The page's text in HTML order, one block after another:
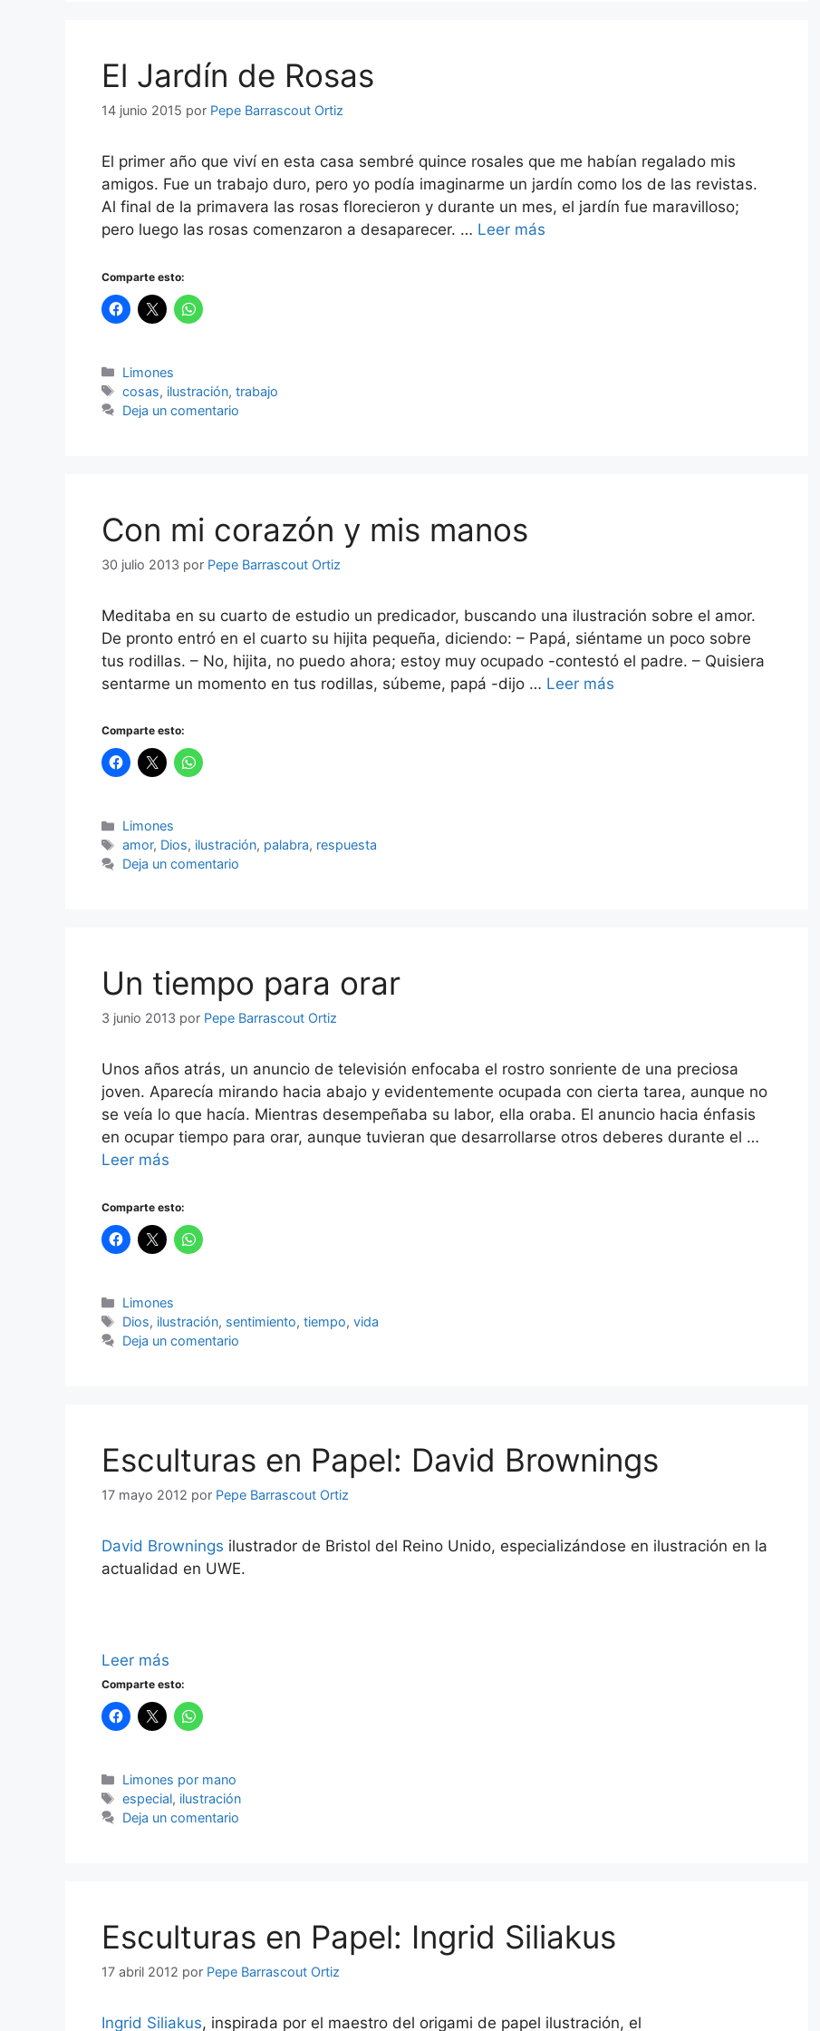
El Jardín de Rosas
14 junio 2015 por Pepe Barrascout Ortiz
El primer año que viví en esta casa sembré quince rosales que me habían regalado mis
amigos. Fue un trabajo duro, pero yo podía imaginarme un jardín como los de las revistas.
Al final de la primavera las rosas florecieron y durante un mes, el jardín fue maravilloso;
pero luego las rosas comenzaron a desaparecer. … Leer más
Comparte esto:
Categorías
Limones
Etiquetas
cosas, ilustración,trabajo
Deja un comentario
Con mi corazón y mis manos
30 julio 2013 por Pepe Barrascout Ortiz
Meditaba en su cuarto de estudio un predicador, buscando una ilustración sobre el amor.
De pronto entró en el cuarto su hijita pequeña, diciendo: – Papá, siéntame un poco sobre
tus rodillas. – No, hijita, no puedo ahora; estoy muy ocupado -contestó el padre. – Quisiera
sentarme un momento en tus rodillas, súbeme, papá -dijo … Leer más
Comparte esto:
Categorías
Limones
Etiquetas
amor, Dios, ilustración, palabra, respuesta
Deja un comentario
Un tiempo para orar
3 junio 2013 por Pepe Barrascout Ortiz
Unos años atrás, un anuncio de televisión enfocaba el rostro sonriente de una preciosa
joven. Aparecía mirando hacia abajo y evidentemente ocupada con cierta tarea, aunque no
se veía lo que hacía. Mientras desempeñaba su labor, ella oraba. El anuncio hacia énfasis
en ocupar tiempo para orar, aunque tuvieran que desarrollarse otros deberes durante el …
Leer más
Comparte esto:
Categorías
Limones
Etiquetas
Dios, ilustración, sentimiento,tiempo,vida
Deja un comentario
Esculturas en Papel: David Brownings
17 mayo 2012 por Pepe Barrascout Ortiz
David Brownings ilustrador de Bristol del Reino Unido, especializándose en ilustración en la
actualidad en UWE.
Leer más
Comparte esto:
Categorías
Limones por mano
Etiquetas
especial, ilustración
Deja un comentario
Esculturas en Papel: Ingrid Siliakus
17 abril 2012 por Pepe Barrascout Ortiz
Ingrid Siliakus, inspirada por el maestro del origami de papel ilustración, el